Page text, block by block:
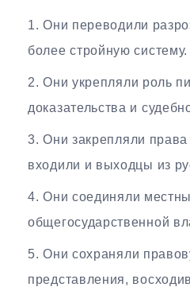
Они переводили
более стройную систему.
Они укрепляли роль
доказательства и
Они закрепляли
входили и выходцы из
Они соединяли
общегосударственной
Они сохраняли
представления,